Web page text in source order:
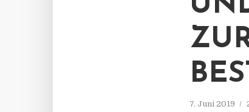
7. Juni 2019